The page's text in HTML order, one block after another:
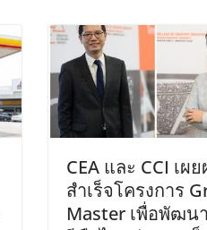
CEA และ CCI เผ
สำเร็จโครงการ
Master เพื่อพัฒน